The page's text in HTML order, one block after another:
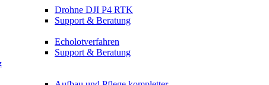
Drohne DJI P4 RTK
Support & Beratung
Echolotverfahren
Support & Beratung